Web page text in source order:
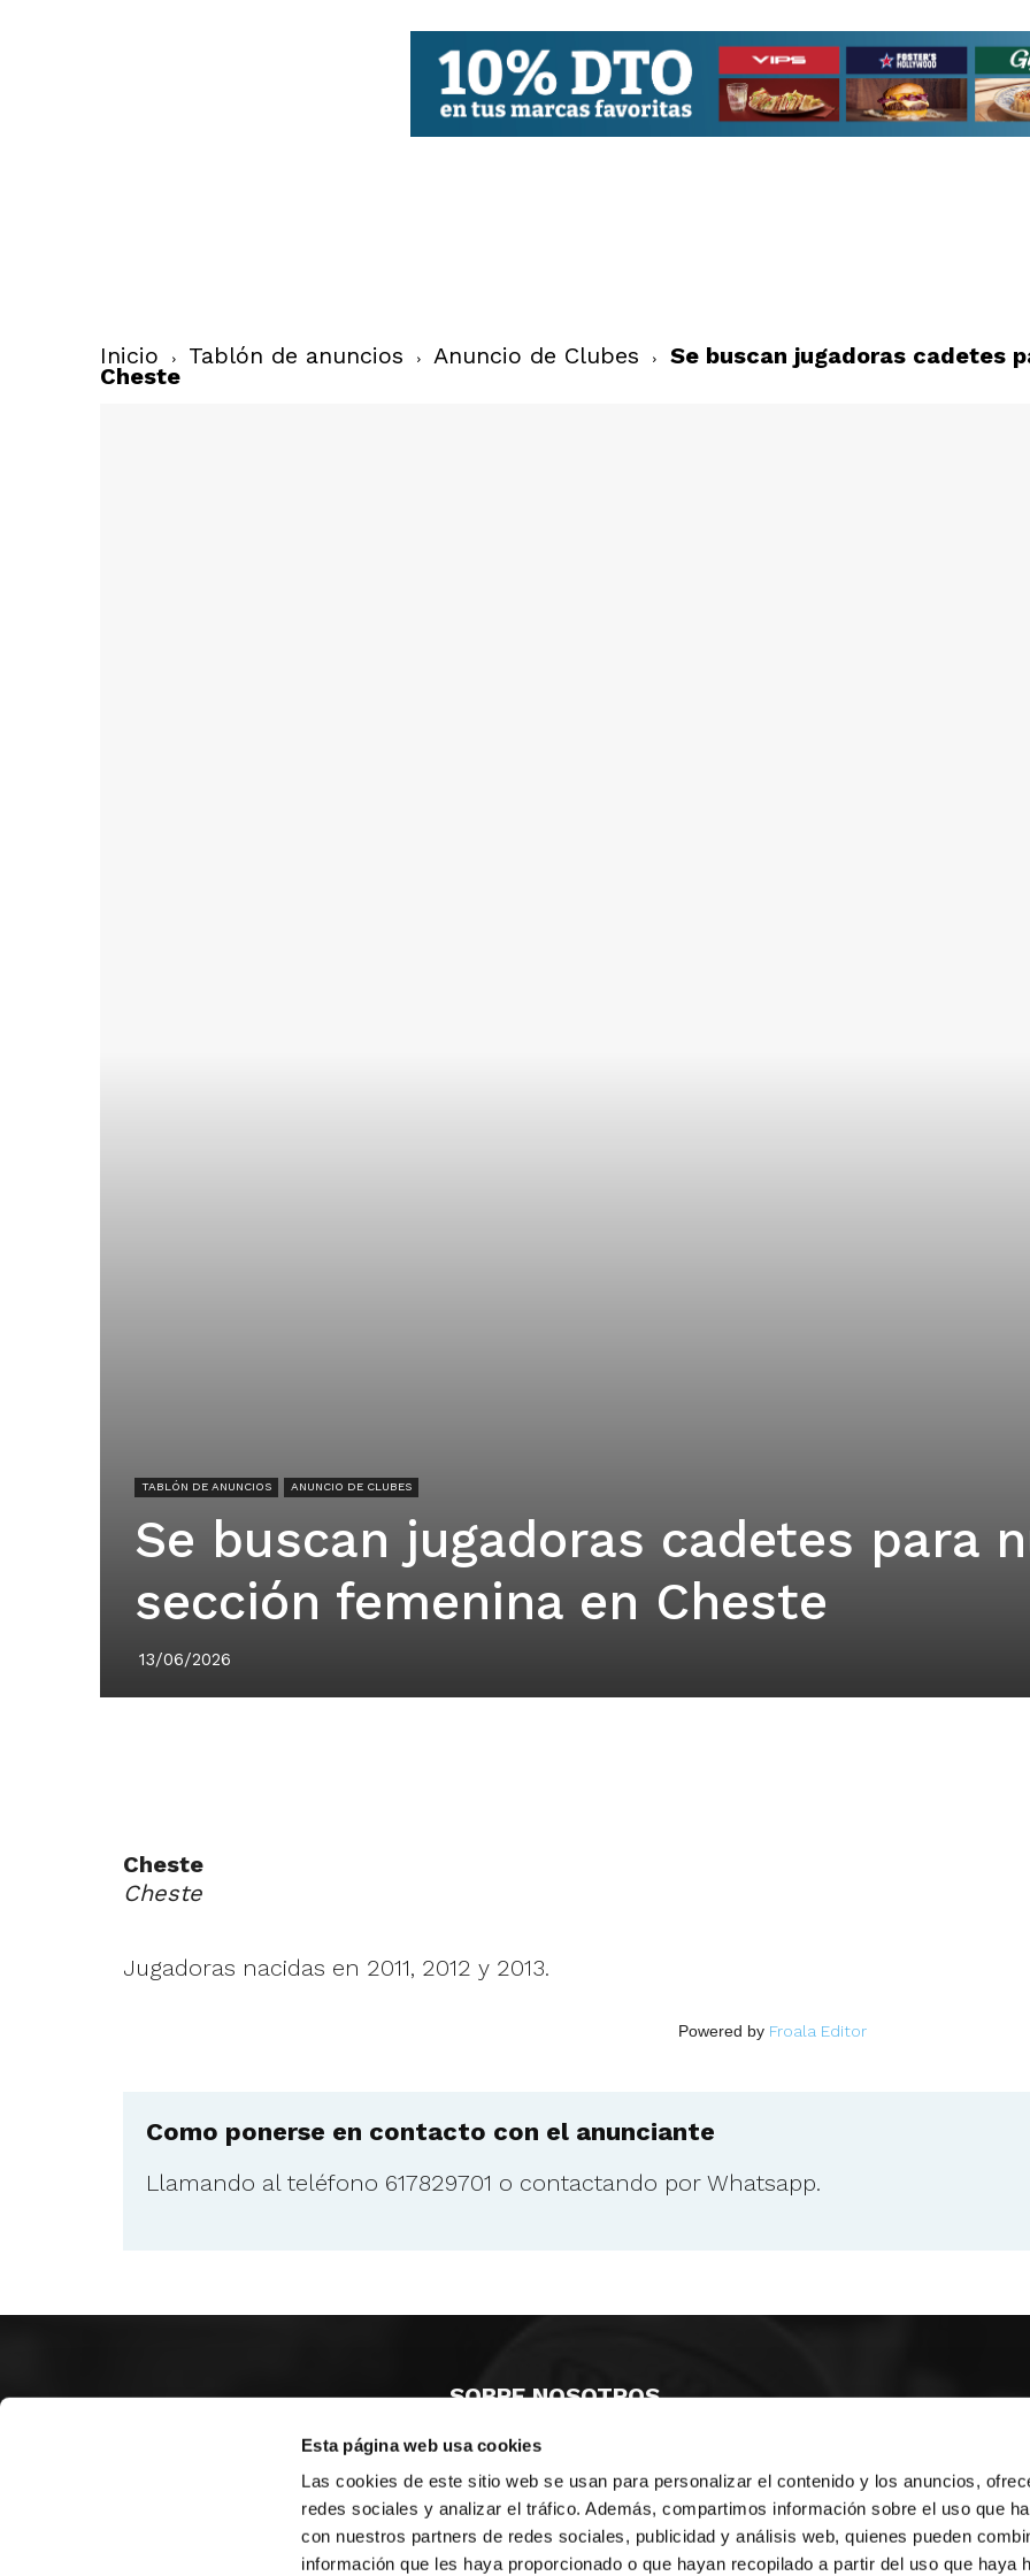
Esta página web usa cookies
Las cookies de este sitio web se usan para personalizar el contenido y los anuncios,
redes sociales y analizar el tráfico. Además, compartimos información sobre el uso que
con nuestros partners de redes sociales, publicidad y análisis web, quienes pueden
información que les haya proporcionado o que hayan recopilado a partir del uso que haya
Inicio Tablón de anuncios Anuncio de Clubes Se buscan jugadoras cadetes
Cheste
TABLÓN DE ANUNCIOS ANUNCIO DE CLUBES
Se buscan jugadoras cadetes para
sección femenina en Cheste
13/06/2026
Cheste
Cheste
Jugadoras nacidas en 2011, 2012 y 2013.
Powered by Froala Editor
Como ponerse en contacto con el anunciante
Llamando al teléfono 617829701 o contactando por Whatsapp.
SOBRE NOSOTROS
CASTELLON
VALENCIA
MONESTIR DE POBLET 14 1ª 3º
ALICANTE
CIUDAD DE MATANZAS 12
fbcv@fbcv.es